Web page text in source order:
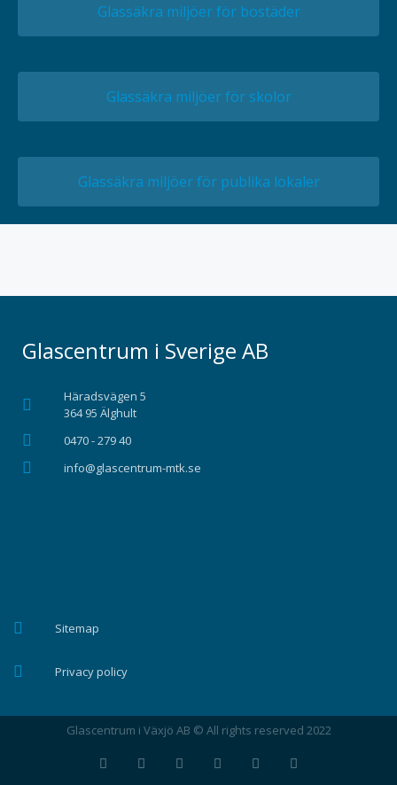
Glassäkra miljöer för bostäder
Glassäkra miljöer för skolor
Glassäkra miljöer för publika lokaler
Glascentrum i Sverige AB
Häradsvägen 5
364 95 Älghult
0470 - 279 40
info@glascentrum-mtk.se
Sitemap
Privacy policy
Glascentrum i Växjö AB © All rights reserved 2022